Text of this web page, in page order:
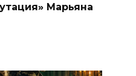
Марьяна